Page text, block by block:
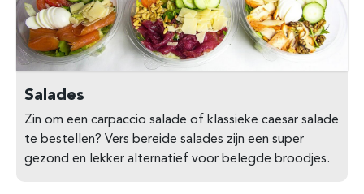
Salades
Zin om een carpaccio salade of klassieke caesar salade
te bestellen? Vers bereide salades zijn een super
gezond en lekker alternatief voor belegde broodjes.